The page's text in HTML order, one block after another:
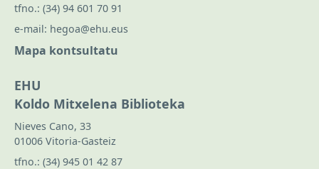
tfno.: (34) 94 601 70 91
e-mail: hegoa@ehu.eus
Mapa kontsultatu
EHU
Koldo Mitxelena Biblioteka
Nieves Cano, 33
01006 Vitoria-Gasteiz
tfno.: (34) 945 01 42 87